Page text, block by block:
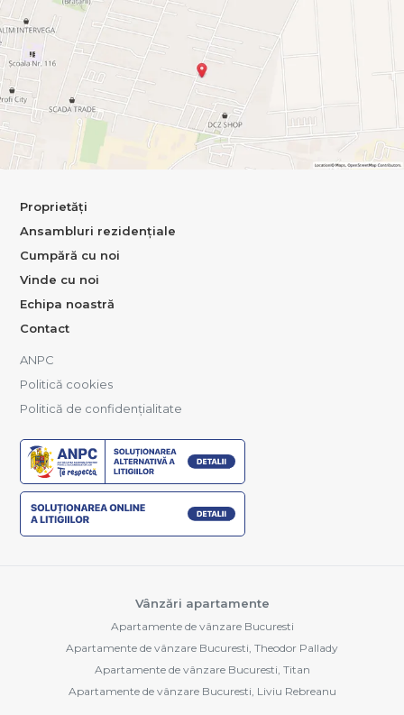
Proprietăți
Ansambluri rezidențiale
Cumpără cu noi
Vinde cu noi
Echipa noastră
Contact
ANPC
Politică cookies
Politică de confidențialitate
Vânzări apartamente
Apartamente de vânzare Bucuresti
Apartamente de vânzare Bucuresti, Theodor Pallady
Apartamente de vânzare Bucuresti, Titan
Apartamente de vânzare Bucuresti, Liviu Rebreanu